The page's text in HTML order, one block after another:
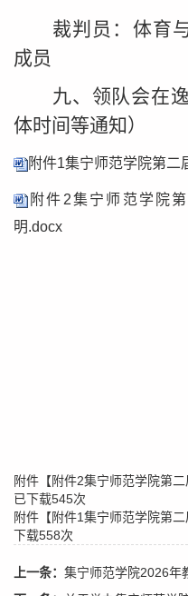
裁判员：体育
成员
九、 领队会在
体时间等通知）
附件1集宁师范学院第二
附件2集宁师范学院第
明.docx
附件【附件2集宁师范学院第
已下载545次
附件【附件1集宁师范学院第
下载558次
上一条： 集宁师范学院2026年